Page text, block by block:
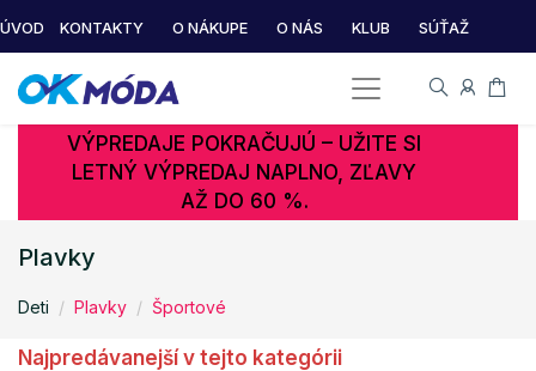
ÚVOD KONTAKTY O NÁKUPE O NÁS KLUB SÚŤAŽ
VÝPREDAJE POKRAČUJÚ – UŽITE SI
LETNÝ VÝPREDAJ NAPLNO, ZĽAVY
AŽ DO 60 %.
Plavky
Deti Plavky Športové
Najpredávanejší v tejto kategórii